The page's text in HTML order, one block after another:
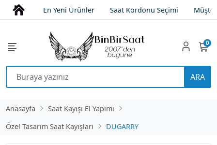
En Yeni Ürünler Saat Kordonu Seçimi
ARA
0
Anasayfa
Saat Kayışı El Yapımı
Özel Tasarım Saat Kayışları
DUGARRY